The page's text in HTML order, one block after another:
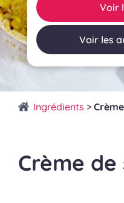
Voir
Voir les
Ingrédients >
Crème